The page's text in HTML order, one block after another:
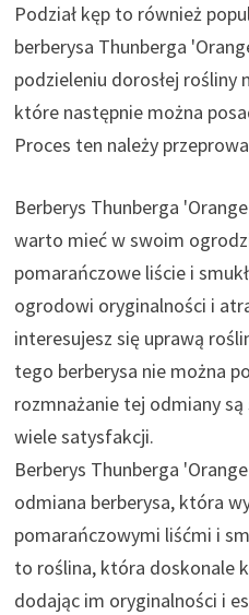
Podział kęp to również
berberysa Thunberga
podzieleniu dorosłej rośliny
które następnie można
Proces ten należy
Berberys Thunberga
warto mieć w swoim
pomarańczowe liście i
ogrodowi oryginalności i
interesujesz się uprawą
tego berberysa nie można
rozmnażanie tej odmiany
wiele satysfakcji.
Berberys Thunberga
odmiana berberysa, która
pomarańczowymi liśćmi i
to roślina, która doskonale
dodając im oryginalności i